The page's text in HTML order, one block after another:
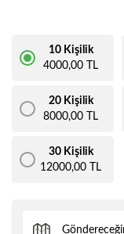
10 Kişilik
4000,00 TL
20 Kişilik
8000,00 TL
30 Kişilik
12000,00 TL